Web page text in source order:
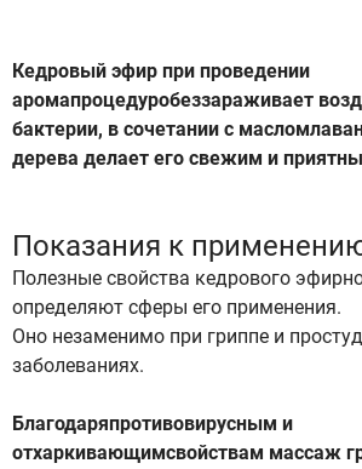
Кедровый эфир при проведении
аромапроцедуробеззараживает
бактерии, в сочетании с
дерева делает его свежим и
Показания к
Полезные свойства кедрового
определяют сферы его применения.
Оно незаменимо при гриппе и
заболеваниях.
Благодаряпротивовирусным и
отхаркивающимсвойствам массаж